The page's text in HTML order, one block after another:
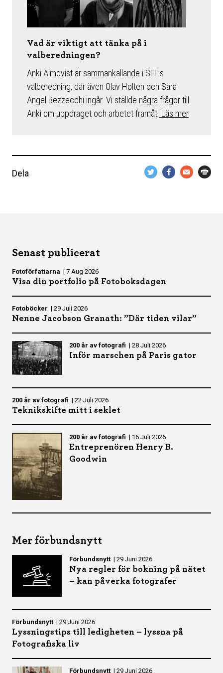
Vad är viktigt att tänka på i
valberedningen?
Anki Almqvist är sammankallande i SFF:s
valberedning, där även Olav Holten och Sara
Angel Bezzecchi ingår. Vi ställde några frågor till
Anki om uppdraget och arbetet framåt. Läs mer
Dela
Senast publicerat
Fotoförfattarna | 7 Aug 2026
Visa din portfolio på Fotoboksdagen
Fotoböcker | 29 Juli 2026
Nenne Jacobson Granath: ”Där tiden vilar”
200 år av fotografi | 28 Juli 2026
Inför marschen på Paris gator
200 år av fotografi | 22 Juli 2026
Teknikskifte mitt i seklet
200 år av fotografi | 16 Juli 2026
Entreprenören Henry B.
Goodwin
Mer förbundsnytt
Förbundsnytt | 29 Juni 2026
Nya regler för bokning på nätet
– kan påverka fotografer
Förbundsnytt | 29 Juni 2026
Lyssningstips till ledigheten – lyssna på
Fotografiska liv
Förbundsnytt | 29 Juni 2026